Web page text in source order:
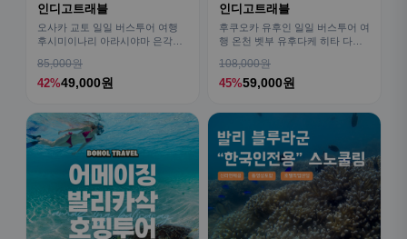
인디고트래블
오사카 교토 일일 버스투어 여행
후시미이나리 아라시야마 은각사
85,000원
42%49,000원
인디고트래블
후쿠오카 유후인 일일 버스투어 여
행 온천 벳부 유후다케 히타 다자
108,000원
45%59,000원